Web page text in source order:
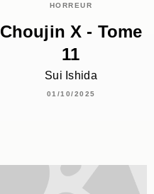
HORREUR
Choujin X - Tome
11
Sui Ishida
01/10/2025